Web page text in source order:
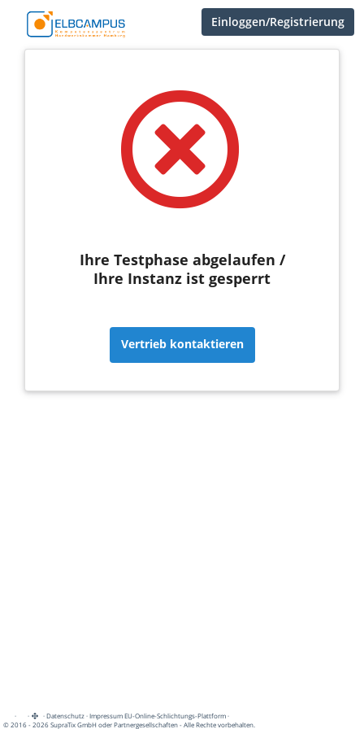
Einloggen/Registrierung
Ihre Testphase abgelaufen /
Ihre Instanz ist gesperrt
Vertrieb kontaktieren
· · ·Datenschutz·Impressum EU-Online-Schlichtungs-Plattform·
© 2016 - 2026 SupraTix GmbH oder Partnergesellschaften - Alle Rechte vorbehalten.